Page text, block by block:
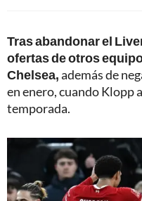
Tras abandonar el
ofertas de otros
Chelsea,además de
en enero, cuando Klopp
temporada.